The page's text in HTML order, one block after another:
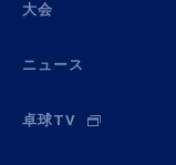
大会
ニュース
卓球TV